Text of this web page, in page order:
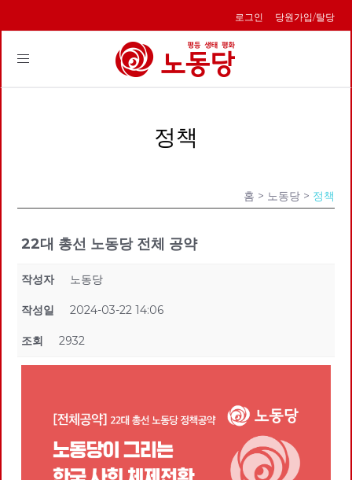
로그인 당원가입/탈당
Toggle
정책
홈 > 노동당 > 정책
22대 총선 노동당 전체 공약
작성자 노동당
작성일 2024-03-22 14:06
조회 2932